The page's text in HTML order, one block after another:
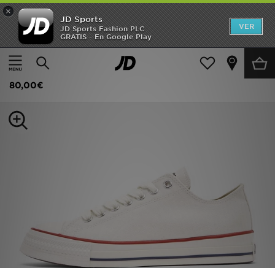
×
JD Sports
JD Sports Fashion PLC
GRATIS - En Google Play
VER
Página principal
Hombre Calzado de hombre Zapatillas
Converse Chuck Taylor All Star Throwback Ox
80,00€
Hombre
Mujer
Estilo